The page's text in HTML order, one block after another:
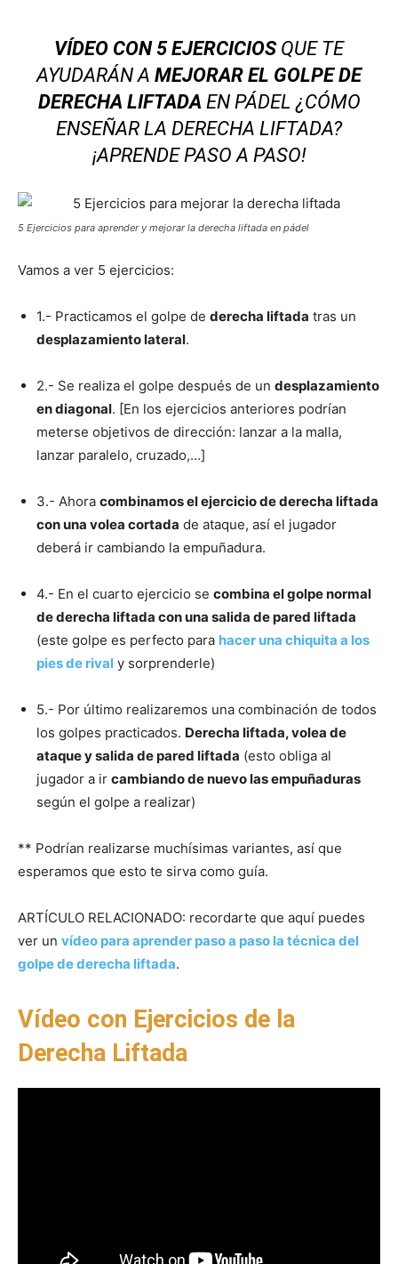
VÍDEO CON 5 EJERCICIOSQUE TE
AYUDARÁN A MEJORAR EL GOLPE DE
DERECHA LIFTADA EN PÁDEL ¿CÓMO
ENSEÑAR LA DERECHA LIFTADA?
¡APRENDE PASO A PASO!
5 Ejercicios para aprender y mejorar la derecha liftada en pádel
Vamos a ver 5 ejercicios:
1.- Practicamos el golpe de derecha liftada tras un
desplazamiento lateral.
2.- Se realiza el golpe después de un desplazamiento
en diagonal. [En los ejercicios anteriores podrían
meterse objetivos de dirección: lanzar a la malla,
lanzar paralelo, cruzado,…]
3.- Ahora combinamos el ejercicio de derecha liftada
con una volea cortada de ataque, así el jugador
deberá ir cambiando la empuñadura.
4.- En el cuarto ejercicio se combina el golpe normal
de derecha liftada con una salida de pared liftada
(este golpe es perfecto para hacer una chiquita a los
pies de rival y sorprenderle)
5.- Por último realizaremos una combinación de todos
los golpes practicados. Derecha liftada, volea de
ataque y salida de pared liftada (esto obliga al
jugador a ir cambiando de nuevo las empuñaduras
según el golpe a realizar)
** Podrían realizarse muchísimas variantes, así que
esperamos que esto te sirva como guía.
ARTÍCULO RELACIONADO: recordarte que aquí puedes
ver un vídeo para aprender paso a paso la técnica del
golpe de derecha liftada.
Vídeo con Ejercicios de la
Derecha Liftada